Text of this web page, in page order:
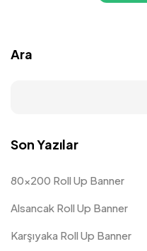
Ara
Son Yazılar
80×200 Roll Up Banner
Alsancak Roll Up Banner
Karşıyaka Roll Up Banner